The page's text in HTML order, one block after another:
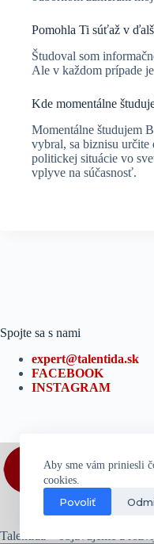
Aby sme vám priniesli
cookies.
Povoliť
Pomohla Ti súťaž v
Študoval som
Ale v každom prípade
Kde momentálne
Momentálne študujem
vybral, sa biznisu
politickej situácie vo
vplyve na súčasnosť.
Spojte sa s nami
expert@talentida.sk
FACEBOOK
INSTAGRAM
Talentída – objavujeme a